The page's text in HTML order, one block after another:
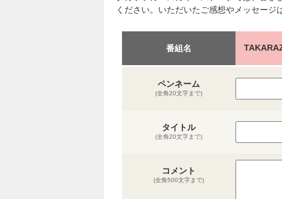
ください。いただいたご感想やメッセージ
番組名
ペンネーム
(全角20文字まで)
タイトル
(全角20文字まで)
コメント
(全角500文字まで)